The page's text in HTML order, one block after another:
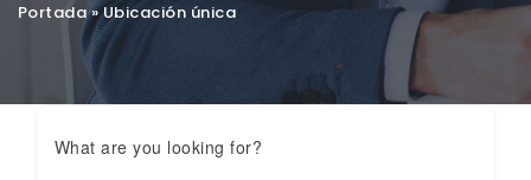
Portada»Ubicación única
What are you looking for?